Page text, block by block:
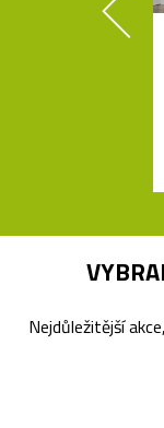
Nejdůležitější